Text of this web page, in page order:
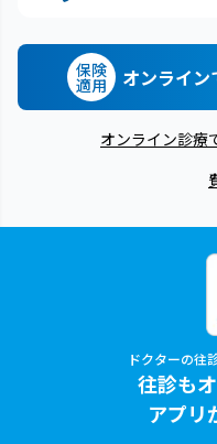
保険
適用 オンライン
オンライン診療
ドクターの往
往診も
アプリ